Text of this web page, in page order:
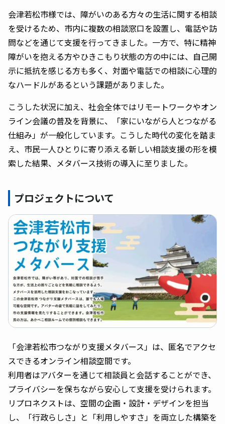
会津若松市様では、障がいのある方々の生活に関する相談
を受けるため、市内に複数の相談窓口を設置し、電話や訪
問などを通じて支援を行ってきました。一方で、特に精神
障がいを抱える方やひきこもり状態の方の中には、自己開
示に抵抗を感じる方も多く、対面や電話での相談に心理的
なハードルがあるという課題がありました。
こうした状況に加え、社会全体ではリモートワークやオン
ライン会議の普及を背景に、「家にいながら人とつながる
仕組み」が一般化しています。こうした時代の変化を踏ま
え、市民一人ひとりに寄り添える新しい相談支援の形を模
索した結果、メタバース技術の導入に至りました。
プロジェクトについて
「会津若松市つながり支援メタバース」は、匿名でアクセ
スできるオンライン相談空間です。
利用者はアバターを通じて相談員と会話することができ、
プライバシーを保ちながら安心して支援を受けられます。
リプロネクストは、空間の企画・設計・デザインを担当
し、「行政らしさ」と「利用しやすさ」を両立した構築を